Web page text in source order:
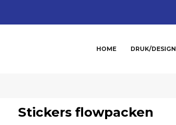
HOME DRUK/DESIGN
Stickers flowpacken